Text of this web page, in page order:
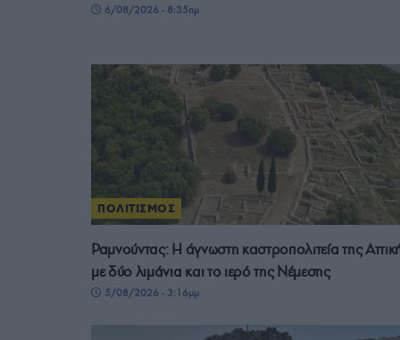
6/08/2026 - 8:35πμ
ΠΟΛΙΤΙΣΜΟΣ
Ραμνούντας: Η άγνωστη καστροπολιτεία της
με δύο λιμάνια και το ιερό της Νέμεσης
5/08/2026 - 3:16μμ